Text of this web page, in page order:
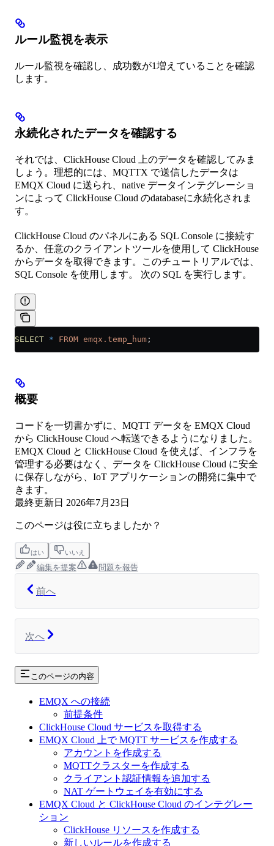
ルール監視を表示
ルール監視を確認し、成功数が1増えていることを確認
します。
永続化されたデータを確認する
それでは、ClickHouse Cloud 上のデータを確認してみま
しょう。理想的には、MQTTX で送信したデータは
EMQX Cloud に送られ、native データインテグレーショ
ンによって ClickHouse Cloud のdatabaseに永続化されま
す。
ClickHouse Cloud のパネルにある SQL Console に接続す
るか、任意のクライアントツールを使用して ClickHouse
からデータを取得できます。このチュートリアルでは、
SQL Console を使用します。 次の SQL を実行します。
SELECT * FROM emqx.temp_hum ;
概要
コードを一切書かずに、MQTT データを EMQX Cloud
から ClickHouse Cloud へ転送できるようになりました。
EMQX Cloud と ClickHouse Cloud を使えば、インフラを
管理する必要はなく、データを ClickHouse Cloud に安全
に保存しながら、IoT アプリケーションの開発に集中で
きます。
最終更新日 2026年7月23日
このページは役に立ちましたか？
はい いいえ
編集を提案 問題を報告
前へ
次へ
このページの内容
EMQX への接続
前提条件
ClickHouse Cloud サービスを取得する
EMQX Cloud 上で MQTT サービスを作成する
アカウントを作成する
MQTTクラスターを作成する
クライアント認証情報を追加する
NAT ゲートウェイを有効にする
EMQX Cloud と ClickHouse Cloud のインテグレー
ション
ClickHouse リソースを作成する
新しいルールを作成する